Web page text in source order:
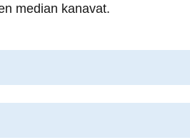
median kanavat.